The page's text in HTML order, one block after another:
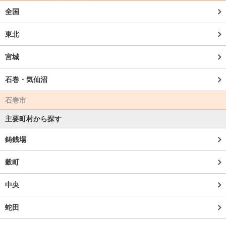
全国
東北
宮城
石巻・気仙沼
石巻市
主要町村から探す
鋳銭場
穀町
中央
蛇田